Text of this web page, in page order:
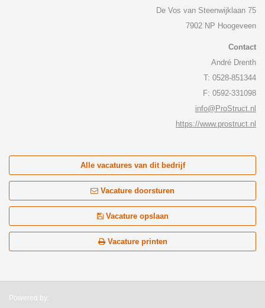
De Vos van Steenwijklaan 75
7902 NP Hoogeveen
Contact
André Drenth
T: 0528-851344
F: 0592-331098
info@ProStruct.nl
https://www.prostruct.nl
Alle vacatures van dit bedrijf
Vacature doorsturen
Vacature opslaan
Vacature printen
Powered by: